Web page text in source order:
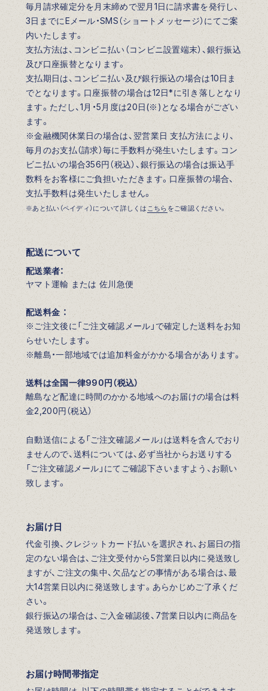
毎月請求確定分を月末締めで翌月1日に請求書を発行し、
3日までにEメール・SMS（ショートメッセージ）にてご案
内いたします。
支払方法は、コンビニ払い（コンビニ設置端末）、銀行振込
及び口座振替となります。
支払期日は、コンビニ払い及び銀行振込の場合は10日ま
でとなります。口座振替の場合は12日*に引き落しとなり
ます。ただし、1月・5月度は20日(※)となる場合がござい
ます。
※金融機関休業日の場合は、翌営業日 支払方法により、
毎月のお支払（請求）毎に手数料が発生いたします。コン
ビニ払いの場合356円（税込）、銀行振込の場合は振込手
数料をお客様にご負担いただきます。口座振替の場合、
支払手数料は発生いたしません。
※あと払い（ペイディ）について詳しくは こちら をご確認ください。
配送について
配送業者：
ヤマト運輸 または 佐川急便
配送料金 ：
※ご注文後に「ご注文確認メール」で確定した送料をお知
らせいたします。
※離島・一部地域では追加料金がかかる場合があります。
送料は全国一律990円（税込）
離島など配達に時間のかかる地域へのお届けの場合は料
金2,200円（税込）
自動送信による「ご注文確認メール」は送料を含んでおり
ませんので、送料については、必ず当社からお送りする
「ご注文確認メール」にてご確認下さいますよう、お願い
致します。
お届け日
代金引換、クレジットカード払いを選択され、お届日の指
定のない場合は、ご注文受付から5営業日以内に発送致し
ますが、ご注文の集中、欠品などの事情がある場合は、最
大14営業日以内に発送致します。あらかじめご了承くだ
さい。
銀行振込の場合は、ご入金確認後、7営業日以内に商品を
発送致します。
お届け時間帯指定